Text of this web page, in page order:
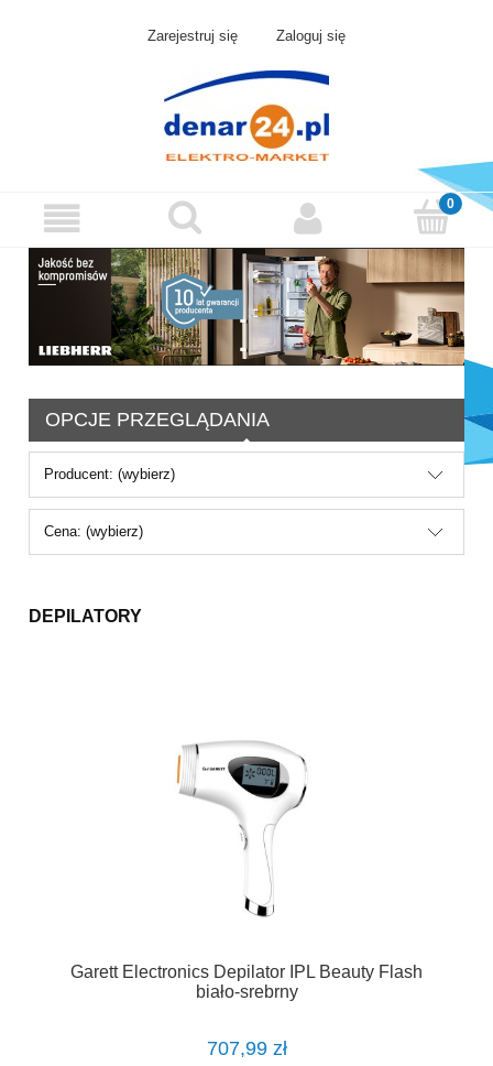
Zarejestruj się Zaloguj się
OPCJE PRZEGLĄDANIA
Producent: (wybierz)
Cena: (wybierz)
DEPILATORY
Garett Electronics Depilator IPL Beauty Flash
biało-srebrny
707,99 zł